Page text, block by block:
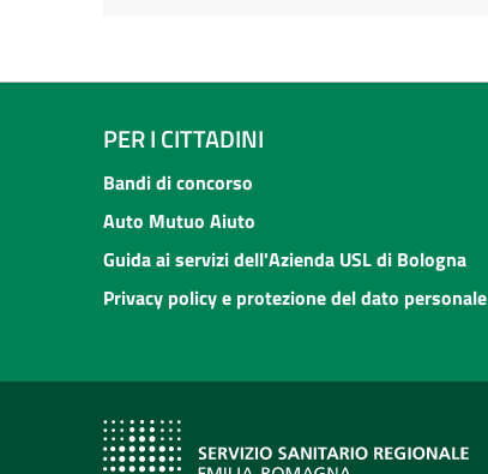
PER I CITTADINI
Bandi di concorso
Auto Mutuo Aiuto
Guida ai servizi dell'Azienda USL di Bologna
Privacy policy e protezione del dato personale